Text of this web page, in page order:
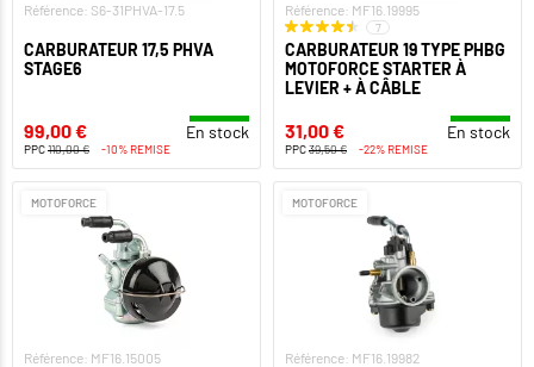
Référence: S6-31PHVA-17.5
CARBURATEUR 17,5 PHVA
STAGE6
99,00 € En stock
PPC110,00 € -10% REMISE
Référence: MF16.19995
7
CARBURATEUR 19 TYPE PHBG
MOTOFORCE STARTER À
LEVIER + À CÂBLE
31,00 € En stock
PPC39,50 € -22% REMISE
MOTOFORCE
Référence: MF16.15005
MOTOFORCE
Référence: MF16.19982